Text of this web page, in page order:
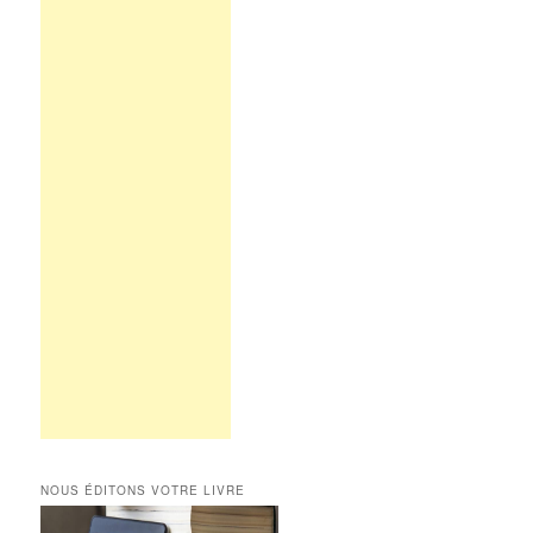
NOUS ÉDITONS VOTRE LIVRE